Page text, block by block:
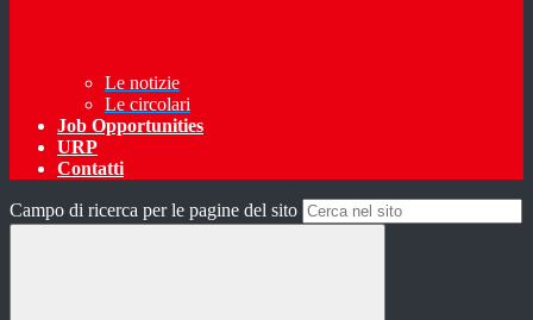
Le notizie
Le circolari
Job Opportunities
URP
Contatti
Campo di ricerca per le pagine del sito